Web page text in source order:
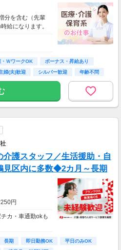
により異なる場
分を含む（先輩
給になります。
ちも可能。）
時間×4回=4万6,7
時間×12回=14万
・ＷワークOK
ボーナス・昇給あり
婦(夫)歓迎 シルバー歓迎 年齢不問
護スタッフ／生活援助・自
見区内に多数◆2カ月～長期
円
円
円
×8h×22日)
カ・車通勤okも
長期 即日勤務OK
平日のみOK